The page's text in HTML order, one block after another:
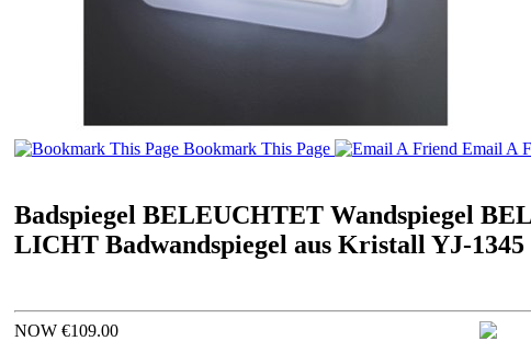
Bookmark This Page Email A
Badspiegel BELEUCHTET Wandspiegel
LICHT Badwandspiegel aus Kristall YJ-1345
NOW €109.00